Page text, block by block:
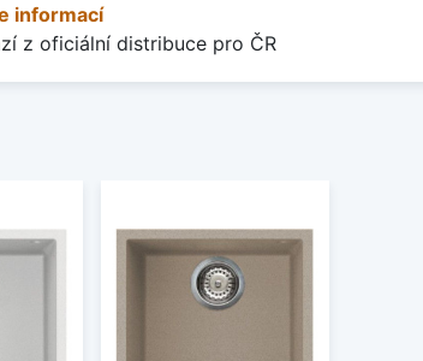
informací
z oficiální distribuce pro ČR